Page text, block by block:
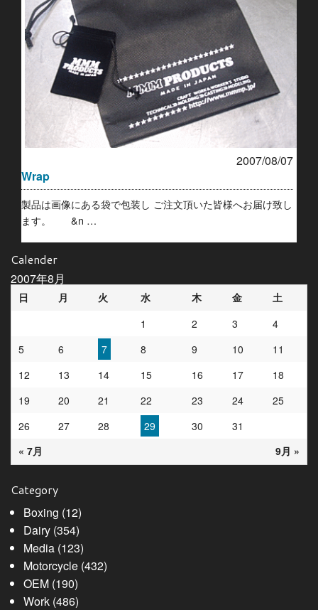
2007/08/07
Wrap
製品は画像にある袋で包装し ご注文頂いた皆様へお届け致し
ます。 &n …
Calender
2007年8月
日 月 火 水 木 金 土
« 7月 9月 »
1 2 3
4
5
6 7 8 9 10
11
12
13 14 15 16 17
18
19
20 21 22 23 24
25
26
27 28 29 30 31
Category
Boxing (12)
Dairy(354)
Media(123)
Motorcycle(432)
OEM(190)
Work(486)